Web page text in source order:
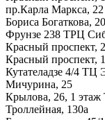
пр.Карла Маркса, 22
Бориса Богаткова,
Фрунзе 238 ТРЦ
Красный проспект,
Красный проспект,
Кутателадзе 4/4 ТЦ
Мичурина, 25
Крылова, 26, 1
Троллейная, 130а